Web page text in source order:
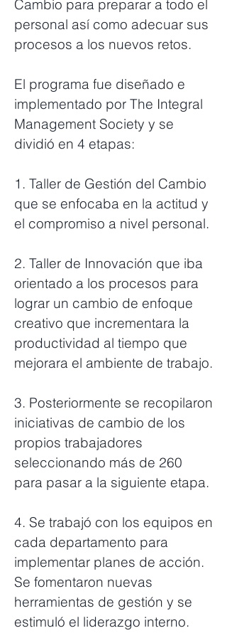
Cambio para preparar a todo el
personal así como adecuar sus
procesos a los nuevos retos.
El programa fue diseñado e
implementado por The Integral
Management Society y se
dividió en 4 etapas:
1. Taller de Gestión del Cambio
que se enfocaba en la actitud y
el compromiso a nivel personal.
2. Taller de Innovación que iba
orientado a los procesos para
lograr un cambio de enfoque
creativo que incrementara la
productividad al tiempo que
mejorara el ambiente de trabajo.
3. Posteriormente se recopilaron
iniciativas de cambio de los
propios trabajadores
seleccionando más de 260
para pasar a la siguiente etapa.
4. Se trabajó con los equipos en
cada departamento para
implementar planes de acción.
Se fomentaron nuevas
herramientas de gestión y se
estimuló el liderazgo interno.